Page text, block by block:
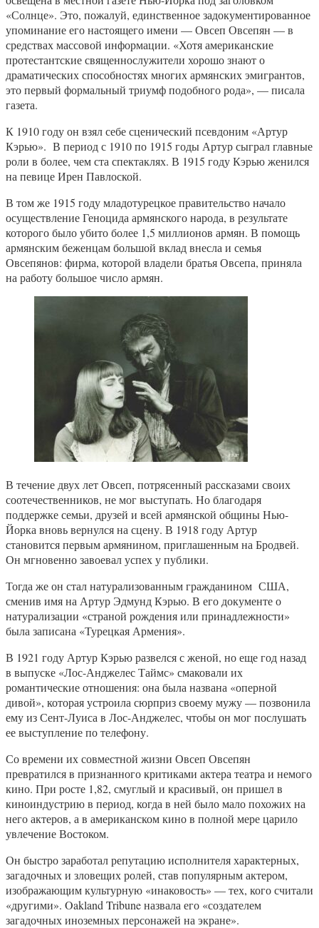
«Солнце». Это, пожалуй, единственное задокументированное
упоминание его настоящего имени — Овсеп Овсепян — в
средствах массовой информации. «Хотя американские
протестантские священнослужители хорошо знают о
драматических способностях многих армянских эмигрантов,
это первый формальный триумф подобного рода», — писала
газета.
К 1910 году он взял себе сценический псевдоним «Артур
Кэрью». В период с 1910 по 1915 годы Артур сыграл главные
роли в более, чем ста спектаклях. В 1915 году Кэрью женился
на певице Ирен Павлоской.
В том же 1915 году младотурецкое правительство начало
осуществление Геноцида армянского народа, в результате
которого было убито более 1,5 миллионов армян. В помощь
армянским беженцам большой вклад внесла и семья
Овсепянов: фирма, которой владели братья Овсепа, приняла
на работу большое число армян.
В течение двух лет Овсеп, потрясенный рассказами своих
соотечественников, не мог выступать. Но благодаря
поддержке семьи, друзей и всей армянской общины Нью-
Йорка вновь вернулся на сцену. В 1918 году Артур
становится первым армянином, приглашенным на Бродвей.
Он мгновенно завоевал успех у публики.
Тогда же он стал натурализованным гражданином США,
сменив имя на Артур Эдмунд Кэрью. В его документе о
натурализации «страной рождения или принадлежности»
была записана «Турецкая Армения».
В 1921 году Артур Кэрью развелся с женой, но еще год назад
в выпуске «Лос-Анджелес Таймс» смаковали их
романтические отношения: она была названа «оперной
дивой», которая устроила сюрприз своему мужу — позвонила
ему из Сент-Луиса в Лос-Анджелес, чтобы он мог послушать
ее выступление по телефону.
Со времени их совместной жизни Овсеп Овсепян
превратился в признанного критиками актера театра и немого
кино. При росте 1,82, смуглый и красивый, он пришел в
киноиндустрию в период, когда в ней было мало похожих на
него актеров, а в американском кино в полной мере царило
увлечение Востоком.
Он быстро заработал репутацию исполнителя характерных,
загадочных и зловещих ролей, став популярным актером,
изображающим культурную «инаковость» — тех, кого считали
«другими». Oakland Tribune назвала его «создателем
загадочных иноземных персонажей на экране».